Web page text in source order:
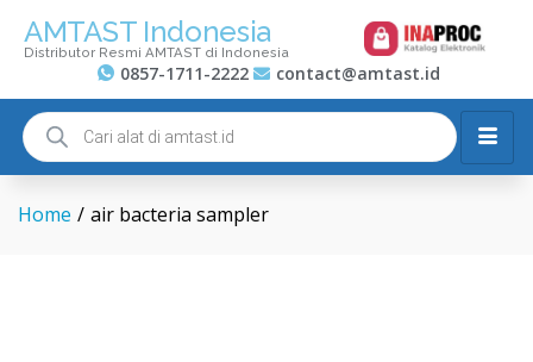
AMTAST Indonesia
Distributor Resmi AMTAST di Indonesia
0857-1711-2222 contact@amtast.id
Home / air bacteria sampler